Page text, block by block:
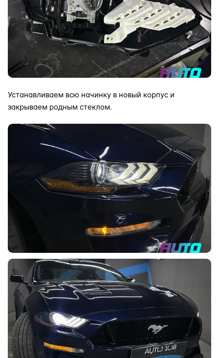
Устанавливаем всю начинку в новый корпус и
закрываем родным стеклом.